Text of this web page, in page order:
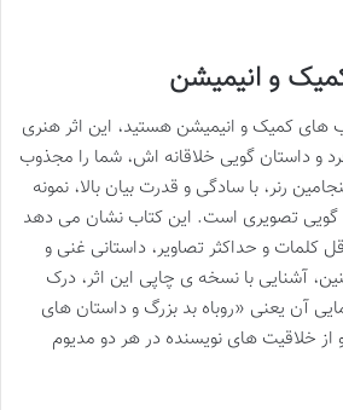
و انیمیشن
های کمیک و انیمیشن هستید، این اثر هنری
و داستان گویی خلاقانه اش، شما را مجذوب
رنر، با سادگی و قدرت بیان بالا، نمونه
گویی تصویری است. این کتاب نشان می دهد
کلمات و حداکثر تصاویر، داستانی غنی و
آشنایی با نسخه ی چاپی این اثر، درک
آن یعنی «روباه بد بزرگ و داستان های
از خلاقیت های نویسنده در هر دو مدیوم